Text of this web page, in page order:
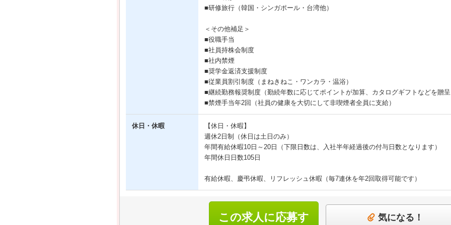
■研修旅行（韓国・シンガポール・台湾他）
＜その他補足＞
■役職手当
■社員持株会制度
■社内禁煙
■奨学金返済支援制度
■従業員割引制度（まねきねこ・ワンカラ・温浴）
■継続勤務報奨制度（勤続年数に応じてポイントが加算、カタログギフトなどを贈
■禁煙手当年2回（社員の健康を大切にして非喫煙者全員に支給）
休日・休暇
【休日・休暇】
週休2日制（休日は土日のみ）
年間有給休暇10日～20日（下限日数は、入社半年経過後の付与日数となります）
年間休日日数105日
有給休暇、慶弔休暇、リフレッシュ休暇（毎7連休を年2回取得可能です）
この求人に応募す 気になる！